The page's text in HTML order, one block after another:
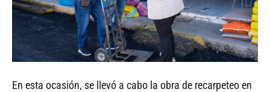
En esta ocasión, se llevó a cabo la obra de recarpeteo en